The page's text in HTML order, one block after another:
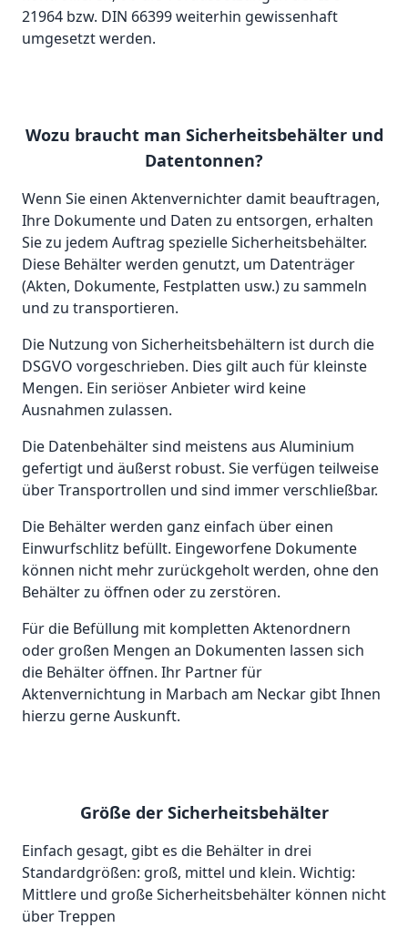
21964 bzw. DIN 66399 weiterhin gewissenhaft
umgesetzt werden.
Wozu braucht man Sicherheitsbehälter und
Datentonnen?
Wenn Sie einen Aktenvernichter damit beauftragen,
Ihre Dokumente und Daten zu entsorgen, erhalten
Sie zu jedem Auftrag spezielle Sicherheitsbehälter.
Diese Behälter werden genutzt, um Datenträger
(Akten, Dokumente, Festplatten usw.) zu sammeln
und zu transportieren.
Die Nutzung von Sicherheitsbehältern ist durch die
DSGVO vorgeschrieben. Dies gilt auch für kleinste
Mengen. Ein seriöser Anbieter wird keine
Ausnahmen zulassen.
Die Datenbehälter sind meistens aus Aluminium
gefertigt und äußerst robust. Sie verfügen teilweise
über Transportrollen und sind immer verschließbar.
Die Behälter werden ganz einfach über einen
Einwurfschlitz befüllt. Eingeworfene Dokumente
können nicht mehr zurückgeholt werden, ohne den
Behälter zu öffnen oder zu zerstören.
Für die Befüllung mit kompletten Aktenordnern
oder großen Mengen an Dokumenten lassen sich
die Behälter öffnen. Ihr Partner für
Aktenvernichtung in Marbach am Neckar gibt Ihnen
hierzu gerne Auskunft.
Größe der Sicherheitsbehälter
Einfach gesagt, gibt es die Behälter in drei
Standardgrößen: groß, mittel und klein. Wichtig:
Mittlere und große Sicherheitsbehälter können nicht
über Treppen